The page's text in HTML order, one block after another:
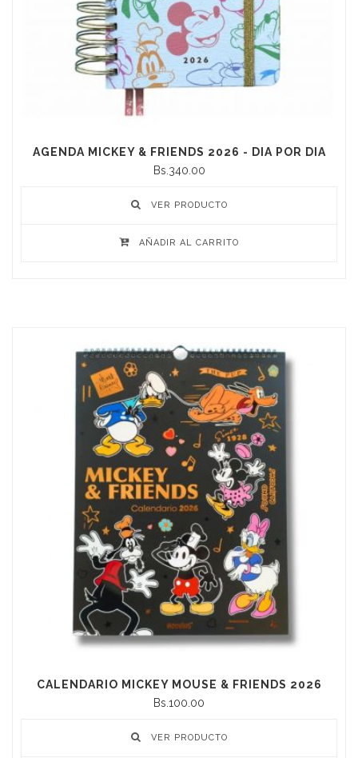
AGENDA MICKEY & FRIENDS 2026 - DIA POR DIA
Bs.340.00
VER PRODUCTO
AÑADIR AL CARRITO
CALENDARIO MICKEY MOUSE & FRIENDS 2026
Bs.100.00
VER PRODUCTO